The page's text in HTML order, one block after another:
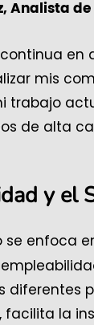
Analista de
en
mis
trabajo
de alta
y el
se enfoca
diferentes
facilita la